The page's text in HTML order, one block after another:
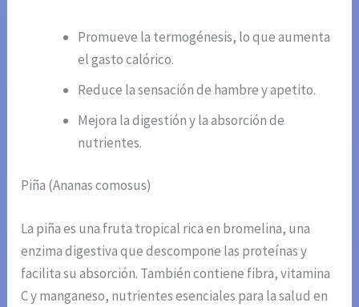
Promueve la termogénesis, lo que aumenta
el gasto calórico.
Reduce la sensación de hambre y apetito.
Mejora la digestión y la absorción de
nutrientes.
Piña (Ananas comosus)
La piña es una fruta tropical rica en bromelina, una
enzima digestiva que descompone las proteínas y
facilita su absorción. También contiene fibra, vitamina
C y manganeso, nutrientes esenciales para la salud en